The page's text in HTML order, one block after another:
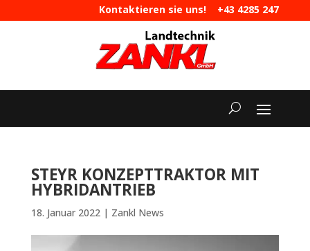
Kontaktieren sie uns! +43 4285 247
|maschinen@landtechnik-zankl.at
STEYR KONZEPTTRAKTOR MIT
HYBRIDANTRIEB
18. Januar 2022| Zankl News